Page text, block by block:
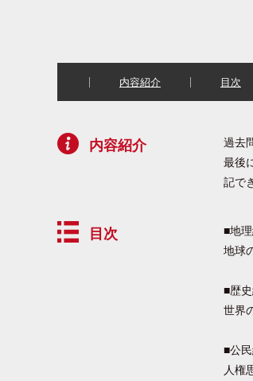
内容紹介 目次
内容紹介
過去
最後
記で
目次
■地
地球
■歴
世界
■公
人権